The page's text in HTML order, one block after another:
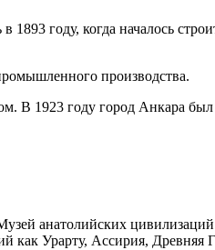
году, когда началось
производства.
В 1923 году город Анкара
анатолийских
как Урарту, Ассирия, Древняя